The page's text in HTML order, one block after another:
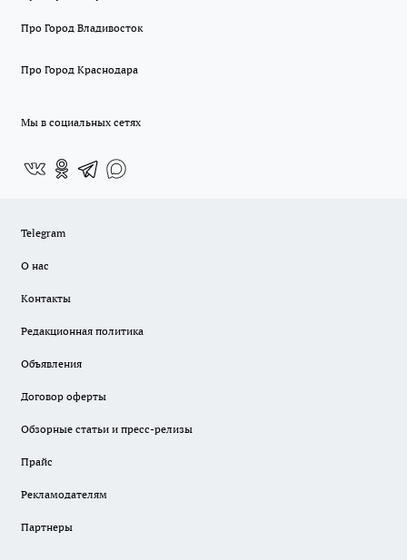
Про Город Владивосток
Про Город Краснодара
Мы в социальных сетях
Telegram
О нас
Контакты
Редакционная политика
Объявления
Договор оферты
Обзорные статьи и пресс-релизы
Прайс
Рекламодателям
Партнеры